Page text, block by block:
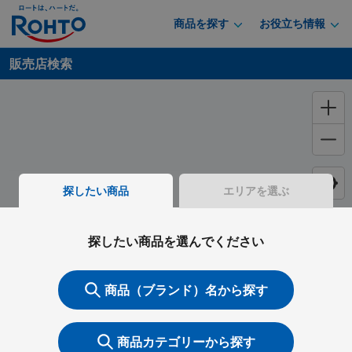
商品を探す お役立ち情報
販売店検索
探したい商品 エリアを選ぶ
探したい商品を選んでください
商品（ブランド）名から探す
商品カテゴリーから探す